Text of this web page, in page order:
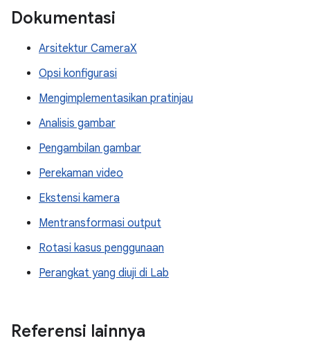
Dokumentasi
Arsitektur CameraX
Opsi konfigurasi
Mengimplementasikan pratinjau
Analisis gambar
Pengambilan gambar
Perekaman video
Ekstensi kamera
Mentransformasi output
Rotasi kasus penggunaan
Perangkat yang diuji di Lab
Referensi lainnya